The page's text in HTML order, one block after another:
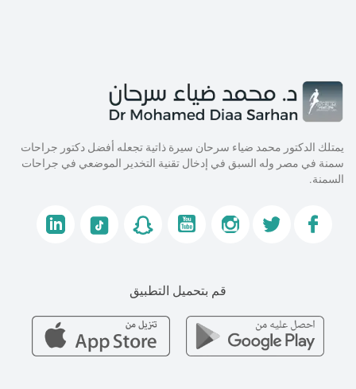
يمتلك الدكتور محمد ضياء سرحان سيرة ذاتية تجعله أفضل دكتور جراحات
سمنة في مصر وله السبق في إدخال تقنية التخدير الموضعي في جراحات
السمنة.
قم بتحميل التطبيق